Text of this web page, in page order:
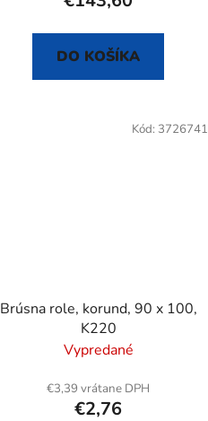
DO KOŠÍKA
Brúsna role, korund, 90 x 100,
K220
Vypredané
€3,39 vrátane DPH
€2,76
Kód: 3726741